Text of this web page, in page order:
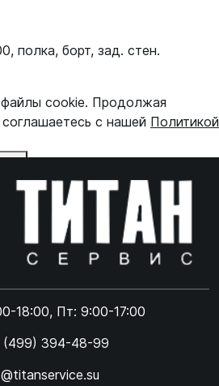
полка, борт, зад. стен.
18:00, Пт: 9:00-17:00
394-48-99
файлы cookie. Продолжая
с нашей Политикой